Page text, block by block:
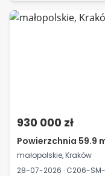
930 000 zł
Powierzchnia 59.9
małopolskie, Kraków
28-07-2026 · C206-